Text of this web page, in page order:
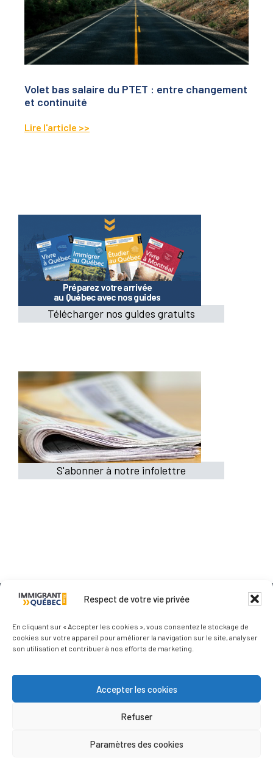
Respect de votre vie privée
En cliquant sur « Accepter les cookies », vous consentez le stockage de
cookies sur votre appareil pour améliorer la navigation sur le site, analyser
son utilisation et contribuer à nos efforts de marketing.
Accepter les cookies
Refuser
Paramètres des cookies
Volet bas salaire du PTET : entre changement
et continuité
Lire l'article >>
Télécharger nos guides gratuits
S'abonner à notre infolettre
Qui sommes-nous ?
Nous contacter
Politique de confidentialité